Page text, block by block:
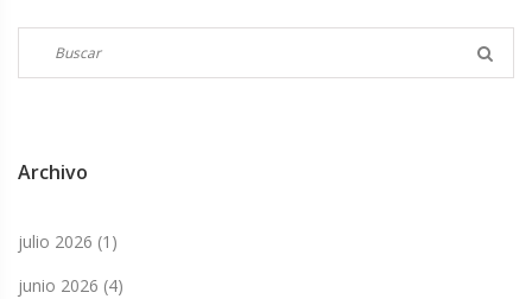
Archivo
julio 2026 (1)
junio 2026 (4)